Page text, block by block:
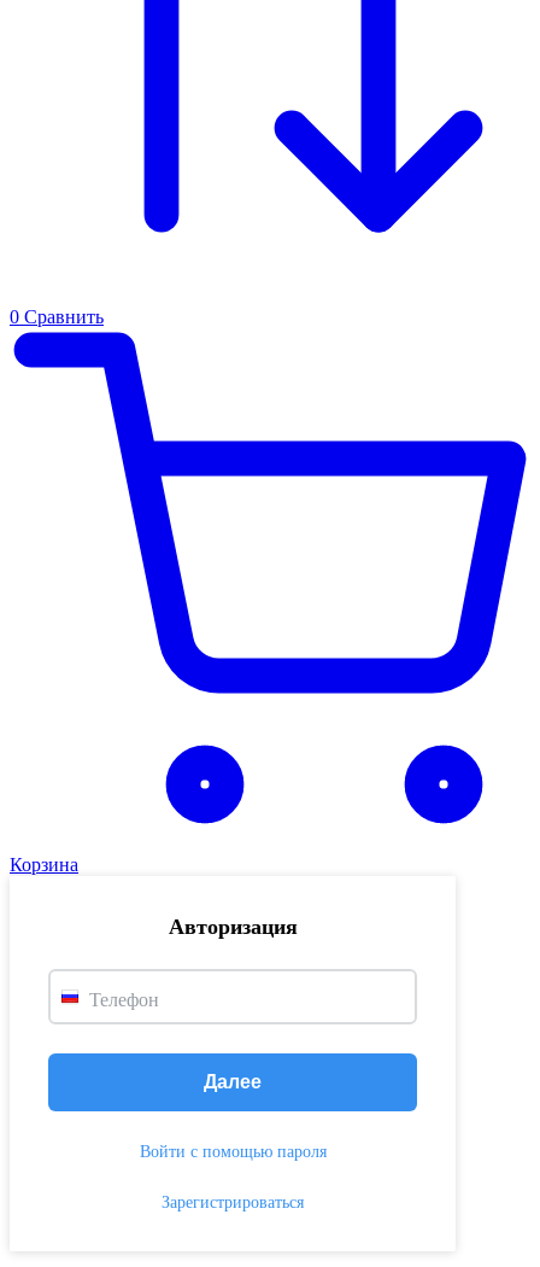
0 Сравнить
Корзина
Авторизация
Телефон
Далее
Войти с помощью пароля
Зарегистрироваться